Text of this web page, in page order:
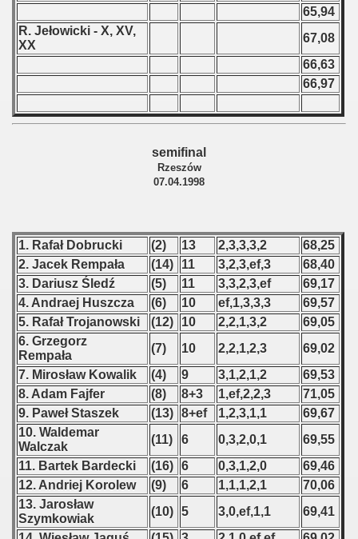
65,94
R. Jełowicki - X, XV,
XX
67,08
66,63
66,97
semifinal
Rzeszów
07.04.1998
1. Rafał Dobrucki (2) 13 2,3,3,3,2
68,25
2. Jacek Rempała
(14) 11 3,2,3,ef,3
68,40
3. Dariusz Śledź
(5) 11 3,3,2,3,ef
69,17
4. Andraej Huszcza
(6) 10 ef,1,3,3,3
69,57
5. Rafał Trojanowski
(12) 10 2,2,1,3,2
69,05
6. Grzegorz
Rempała
(7) 10 2,2,1,2,3
69,02
7. Mirosław Kowalik
(4) 9 3,1,2,1,2
69,53
8. Adam Fajfer
(8) 8+3 1,ef,2,2,3
71,05
9. Paweł Staszek
(13) 8+ef 1,2,3,1,1
69,67
10. Waldemar
Walczak
(11) 6 0,3,2,0,1
69,55
11. Bartek Bardecki
(16) 6 0,3,1,2,0
69,46
12. Andriej Korolew
(9) 6 1,1,1,2,1
70,06
13. Jarosław
Szymkowiak
(10) 5 3,0,ef,1,1
69,41
1983
1984
1986